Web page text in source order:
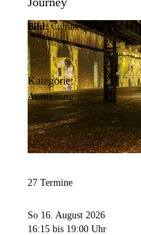
Bild: Culturespaces/Vincent
Kategorie:
Ausstellung
27 Termine
So 16. August 2026
16:15 bis 19:00 Uhr